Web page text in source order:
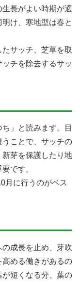
長がよい時期が適
け、寒地型は春と
サッチ、芝草を取
チを除去するサッ
ち」と読みます。目
ことで、サッチの
芽を保護したり地
です。
月に行うのがベス
成長を止め、芽吹
める働きがあるの
短くなる分、葉の